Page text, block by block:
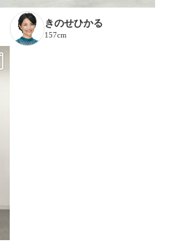
きのせひかる
157cm